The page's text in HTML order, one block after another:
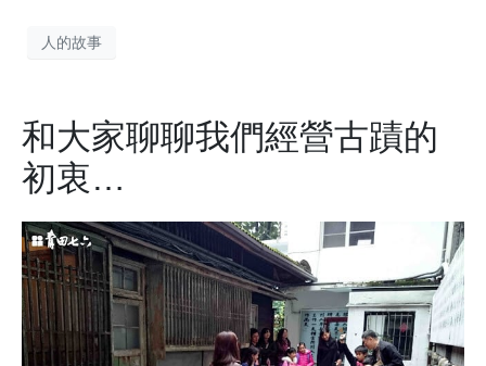
人的故事
和大家聊聊我們經營古蹟的
初衷…